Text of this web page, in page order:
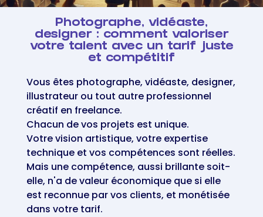
Photographe, vidéaste,
designer : comment valoriser
votre talent avec un tarif juste
et compétitif
Vous êtes photographe, vidéaste, designer,
illustrateur ou tout autre professionnel
créatif en freelance.
Chacun de vos projets est unique.
Votre vision artistique, votre expertise
technique et vos compétences sont réelles.
Mais une compétence, aussi brillante soit-
elle, n'a de valeur économique que si elle
est reconnue par vos clients, et monétisée
dans votre tarif.